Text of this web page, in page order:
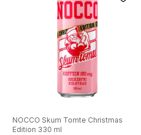
NOCCO Skum Tomte Christmas
Edition 330 ml